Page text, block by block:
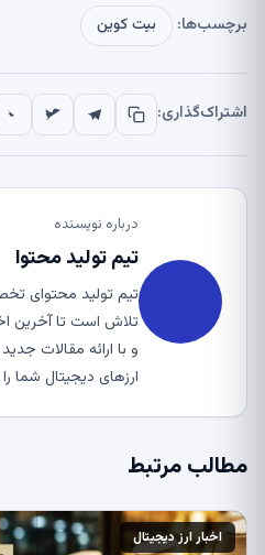
برچسب‌ها: بیت کوین
اشتراک‌گذاری:
درباره نویسنده
تیم تولید محتوا
تیم تولید محتوای
تلاش است تا آخرین
و با ارائه مقالات
ارزهای دیجیتال شما
مطالب مرتبط
اخبار ارز دیجیتال